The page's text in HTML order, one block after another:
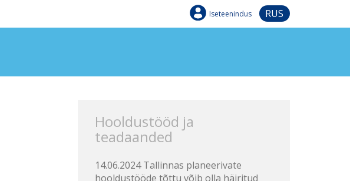
Iseteenindus RUS
Hooldustööd ja
teadaanded
14.06.2024 Tallinnas planeerivate
hooldustööde tõttu võib olla häiritud